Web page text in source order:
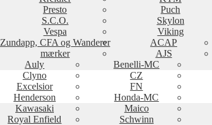
Presto Puch
S.C.O. Skylon
Vespa Viking
Zundapp, CFA og Wanderer
mærker
ACAP
AJS
Auly Benelli-MC
Clyno CZ
Excelsior FN
Henderson Honda-MC
Kawasaki Maico
Royal Enfield Schwinn